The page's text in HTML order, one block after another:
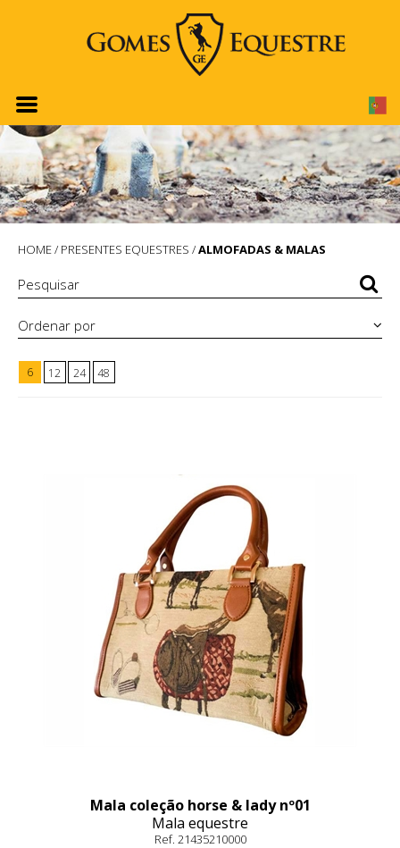
HOME/ PRESENTES EQUESTRES /ALMOFADAS & MALAS
Ordenar por
6 12 24 48
Mala coleção horse & lady nº01
Mala equestre
Ref. 21435210000